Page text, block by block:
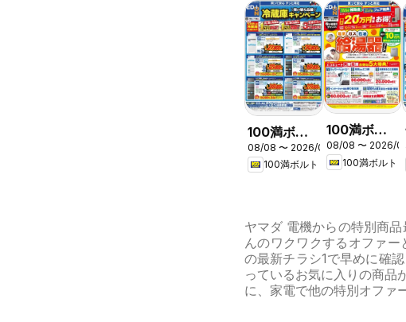
100満ボル
ト - 冷蔵庫
キャンペー
08/08 〜 2026/08/16
100満ボルト
100満ボル
ト - 給湯器
フェア
08/08 〜 2026/
100満ボルト
ヤマダ 電機からの特別商
んのワクワクするオファ
の最新チラシ1で早めに確
っているお気に入りの商品
に、家電で他の特別オファ